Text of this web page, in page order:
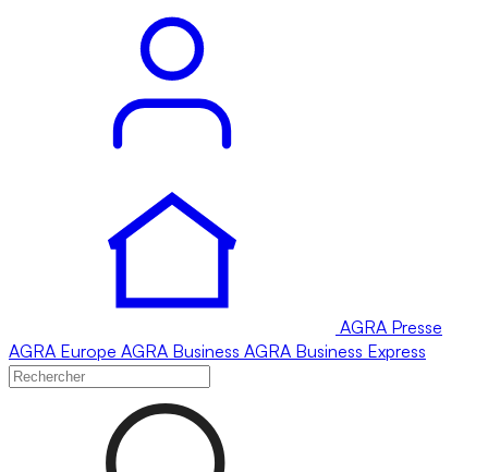
AGRA Presse
AGRA Europe AGRA Business AGRA Business Express